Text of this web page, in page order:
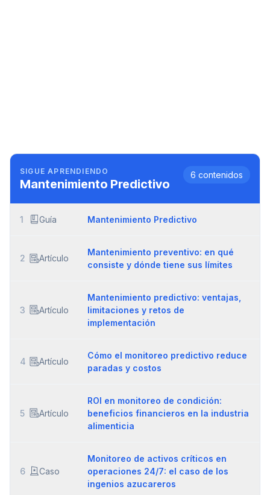
SIGUE APRENDIENDO
Mantenimiento Predictivo
6 contenidos
1 Guía Mantenimiento Predictivo
2 Artículo
Mantenimiento preventivo: en qué
consiste y dónde tiene sus límites
3 Artículo
Mantenimiento predictivo: ventajas,
limitaciones y retos de
implementación
4 Artículo
Cómo el monitoreo predictivo reduce
paradas y costos
5 Artículo
ROI en monitoreo de condición:
beneficios financieros en la industria
alimenticia
6 Caso
Monitoreo de activos críticos en
operaciones 24/7: el caso de los
ingenios azucareros